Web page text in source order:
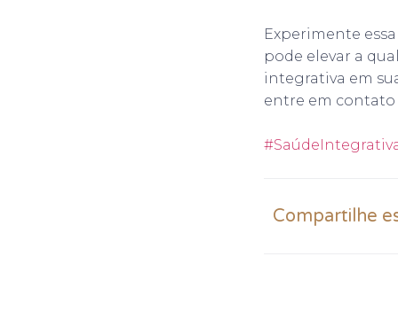
Experimente
pode elevar a
integrativa em
entre em
Compartilhe